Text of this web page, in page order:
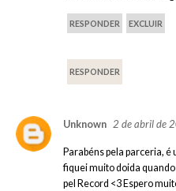
RESPONDER EXCLUIR
RESPONDER
Unknown 2 de abril de
Parabéns pela parceria,
fiquei muito doida
pel Record <3 Espero